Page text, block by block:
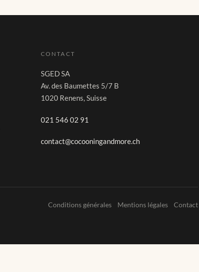
CONTACT
SGED SA
Av. des Baumettes 5/7 B
1020 Renens, Suisse
021 546 02 91
contact@cocooningandmore.ch
Conditions générales Mentions légales Contact